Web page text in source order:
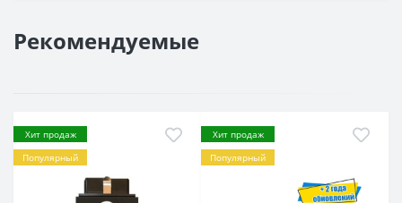
Рекомендуемые
Хит продаж
Популярный
Хит продаж
Популярный